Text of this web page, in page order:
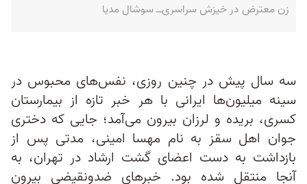
زن معترض در خیزش سراسری‌ــ سوشال مدیا
سه سال پیش در چنین روزی، نفس‌های محبوس در
سینه‌ میلیون‌ها ایرانی با هر خبر تازه از بیمارستان
کسری، بریده و لرزان بیرون می‌آمد؛ جایی که دختری
جوان اهل سقز به نام مهسا امینی، مدتی پس از
بازداشت به دست اعضای گشت ارشاد در تهران، به
آنجا منتقل شده بود. خبرهای ضدونقیضی بیرون